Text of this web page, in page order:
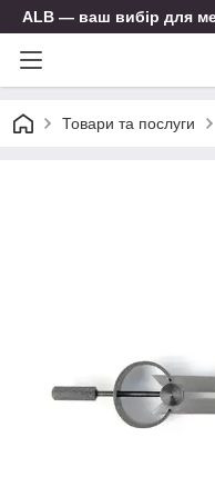
ALB — ваш вибір для
Товари та послуги